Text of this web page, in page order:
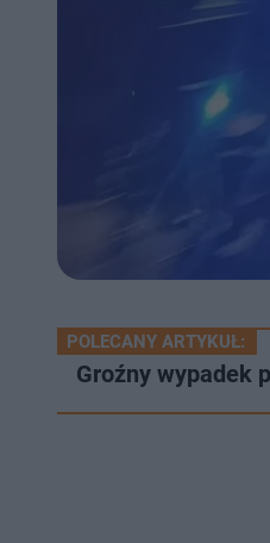
POLECANY ARTYKUŁ:
Groźny wypadek